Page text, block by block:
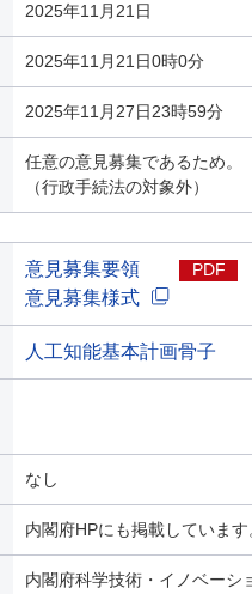
2025年11月21日
2025年11月21日0時0分
2025年11月27日23時59分
任意の意見募集であるため。
（行政手続法の対象外）
意見募集要領 PDF
意見募集様式
人工知能基本計画骨子
なし
内閣府HPにも掲載していま
内閣府科学技術・イノベーシ